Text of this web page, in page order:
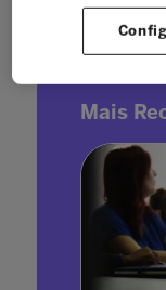
Mais